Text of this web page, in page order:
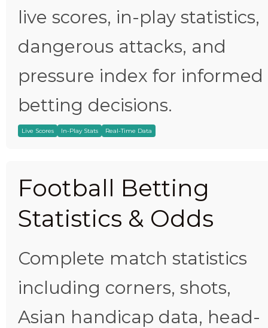
live scores, in-play statistics,
dangerous attacks, and
pressure index for informed
betting decisions.
Live Scores In-Play Stats Real-Time Data
Football Betting
Statistics & Odds
Complete match statistics
including corners, shots,
Asian handicap data, head-